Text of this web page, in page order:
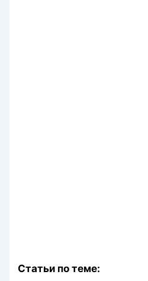
Статьи по теме: